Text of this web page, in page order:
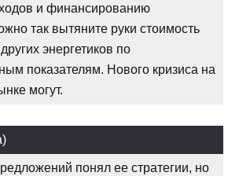
и финансированию
так вытяните руки стоимость
энергетиков по
показателям. Нового кризиса на
могут.
понял ее стратегии, но